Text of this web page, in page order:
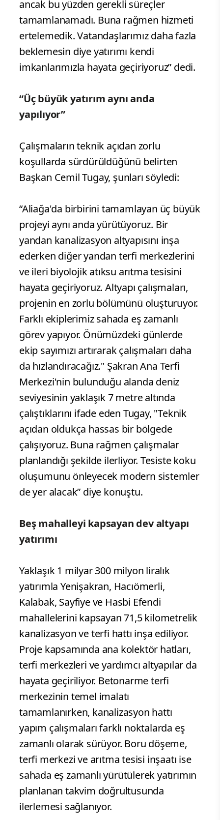
ancak bu yüzden gerekli süreçler
tamamlanamadı. Buna rağmen hizmeti
ertelemedik. Vatandaşlarımız daha fazla
beklemesin diye yatırımı kendi
imkanlarımızla hayata geçiriyoruz” dedi.
“Üç büyük yatırım aynı anda
yapılıyor”
Çalışmaların teknik açıdan zorlu
koşullarda sürdürüldüğünü belirten
Başkan Cemil Tugay, şunları söyledi:
“Aliağa'da birbirini tamamlayan üç büyük
projeyi aynı anda yürütüyoruz. Bir
yandan kanalizasyon altyapısını inşa
ederken diğer yandan terfi merkezlerini
ve ileri biyolojik atıksu arıtma tesisini
hayata geçiriyoruz. Altyapı çalışmaları,
projenin en zorlu bölümünü oluşturuyor.
Farklı ekiplerimiz sahada eş zamanlı
görev yapıyor. Önümüzdeki günlerde
ekip sayımızı artırarak çalışmaları daha
da hızlandıracağız." Şakran Ana Terfi
Merkezi'nin bulunduğu alanda deniz
seviyesinin yaklaşık 7 metre altında
çalıştıklarını ifade eden Tugay, "Teknik
açıdan oldukça hassas bir bölgede
çalışıyoruz. Buna rağmen çalışmalar
planlandığı şekilde ilerliyor. Tesiste koku
oluşumunu önleyecek modern sistemler
de yer alacak” diye konuştu.
Beş mahalleyi kapsayan dev altyapı
yatırımı
Yaklaşık 1 milyar 300 milyon liralık
yatırımla Yenişakran, Hacıömerli,
Kalabak, Sayfiye ve Hasbi Efendi
mahallelerini kapsayan 71,5 kilometrelik
kanalizasyon ve terfi hattı inşa ediliyor.
Proje kapsamında ana kolektör hatları,
terfi merkezleri ve yardımcı altyapılar da
hayata geçiriliyor. Betonarme terfi
merkezinin temel imalatı
tamamlanırken, kanalizasyon hattı
yapım çalışmaları farklı noktalarda eş
zamanlı olarak sürüyor. Boru döşeme,
terfi merkezi ve arıtma tesisi inşaatı ise
sahada eş zamanlı yürütülerek yatırımın
planlanan takvim doğrultusunda
ilerlemesi sağlanıyor.